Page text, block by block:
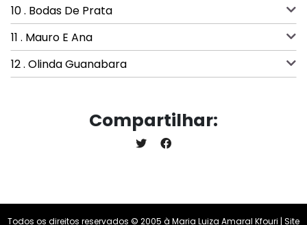
10 . Bodas De Prata
11 . Mauro E Ana
12 . Olinda Guanabara
Compartilhar:
Todos os direitos reservados © 2005 à Maria Luiza Amaral Kfouri | Site